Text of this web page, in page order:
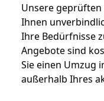
Unsere
Ihnen
Ihre Bedürfnisse
Angebote sind
Sie einen Umzug
außerhalb Ihres